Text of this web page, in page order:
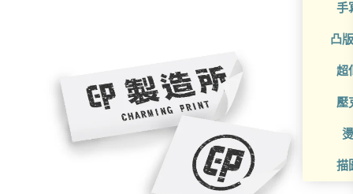
手
凸
超
壓
描